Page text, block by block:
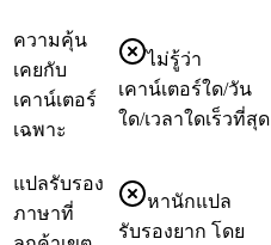
ความคุ้น
เคยกับ
เคาน์เตอร์
เฉพาะ
ไม่รู้ว่า
เคาน์เตอร์ใด/วัน
ใด/เวลาใดเร็วที่สุด
แปลรับรอง
ภาษาที่
หานักแปล
รับรองยาก โดย